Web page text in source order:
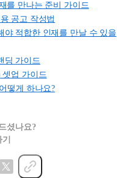
를 만나는 준비 가이드
공고 작성법
야 적합한 인재를 만날 수 있을
딩 가이드
셋업 가이드
떻게 하나요?
셨나요?